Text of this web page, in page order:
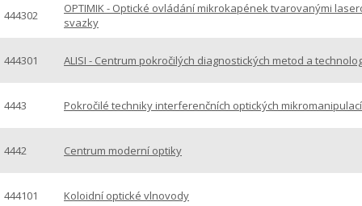
444302
OPTIMIK - Optické ovládání mikrokapének tvarovanými
svazky
444301 ALISI - Centrum pokročilých diagnostických metod a
4443 Pokročilé techniky interferenčních optických mikromanipulací
4442 Centrum moderní optiky
444101 Koloidní optické vlnovody